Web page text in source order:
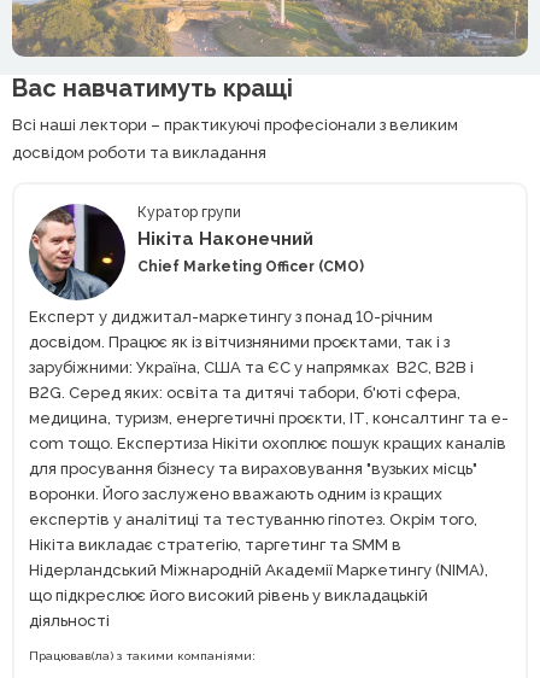
Вас навчатимуть кращі
Всі наші лектори – практикуючі професіонали з великим
досвідом роботи та викладання
Куратор групи
Нікіта Наконечний
Chief Marketing Officer (CMO)
Експерт у диджитал-маркетингу з понад 10-річним
досвідом. Працює як із вітчизняними проєктами, так і з
зарубіжними: Україна, США та ЄС у напрямках В2С, В2В і
В2G. Серед яких: освіта та дитячі табори, б'юті сфера,
медицина, туризм, енергетичні проєкти, ІТ, консалтинг та e-
com тощо. Експертиза Нікіти охоплює пошук кращих каналів
для просування бізнесу та вираховування "вузьких місць"
воронки. Його заслужено вважають одним із кращих
експертів у аналітиці та тестуванню гіпотез. Окрім того,
Нікіта викладає стратегію, таргетинг та SMM в
Нідерландський Міжнародній Академії Маркетингу (NIMA),
що підкреслює його високий рівень у викладацькій
діяльності
Працював(ла) з такими компаніями: